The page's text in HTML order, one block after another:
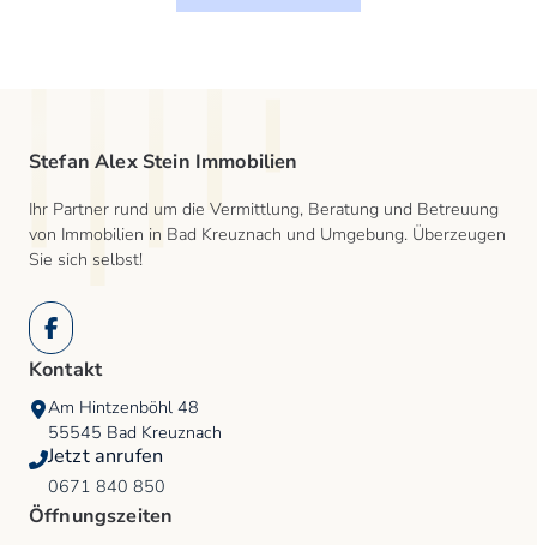
Stefan Alex Stein Immobilien
Ihr Partner rund um die Vermittlung, Beratung und Betreuung
von Immobilien in Bad Kreuznach und Umgebung. Überzeugen
Sie sich selbst!
Facebook
Kontakt
Am Hintzenböhl 48
55545 Bad Kreuznach
Jetzt anrufen
0671 840 850
Öffnungszeiten